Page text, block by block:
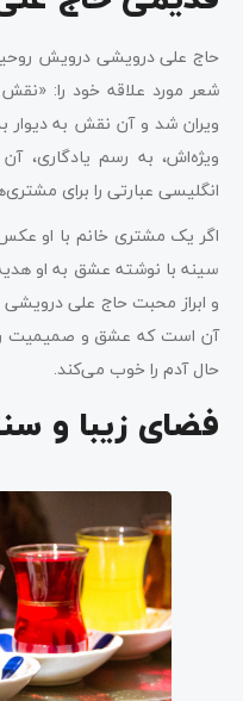
حاج علی درویشی درویش
شعر مورد علاقه‌ خود را:
ویران شد و آن نقش به دیوار
ویژه‌اش، به رسم
انگلیسی عبارتی را برای
اگر یک مشتری خانم با او
سینه با نوشته عشق به او
و ابراز محبت حاج علی
آن است که عشق و صمیمیت را
حال آدم را خوب می‌کند.
فضای زیبا و